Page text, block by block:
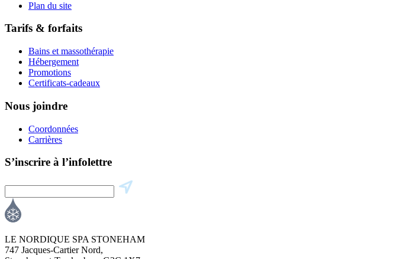
Plan du site
Tarifs & forfaits
Bains et massothérapie
Hébergement
Promotions
Certificats-cadeaux
Nous joindre
Coordonnées
Carrières
S’inscrire à l’infolettre
LE NORDIQUE SPA STONEHAM
747 Jacques-Cartier Nord,